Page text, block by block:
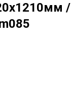
/